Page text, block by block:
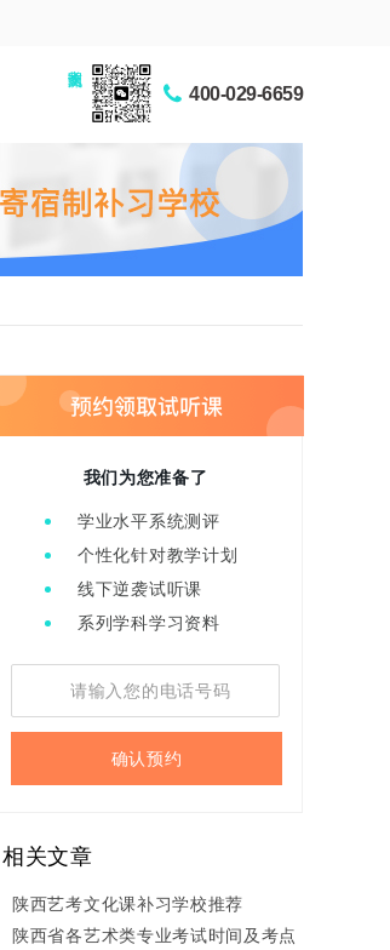
400-029-6659
我们为您准备了
学业水平系统测评
个性化针对教学计划
线下逆袭试听课
系列学科学习资料
确认预约
相关文章
陕西艺考文化课补习学校推荐
陕西省各艺术类专业考试时间及考点